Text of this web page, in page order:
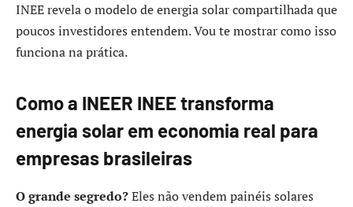
INEE revela o modelo de energia solar compartilhada que
poucos investidores entendem. Vou te mostrar como isso
funciona na prática.
Como a INEER INEE transforma
energia solar em economia real para
empresas brasileiras
O grande segredo?Eles não vendem painéis solares